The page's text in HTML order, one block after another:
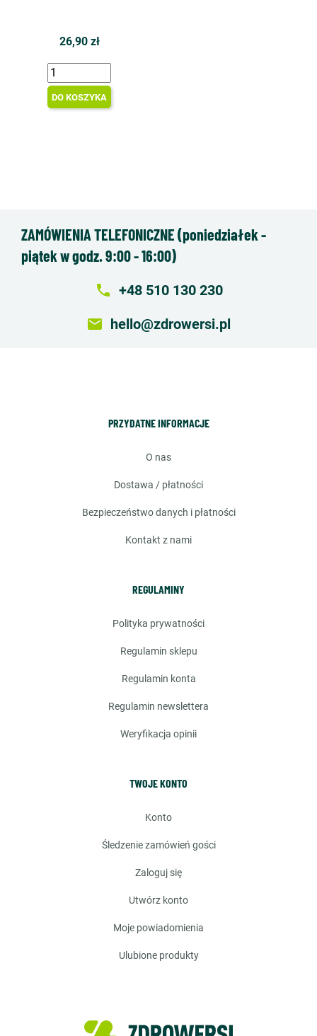
26,90 zł
DO KOSZYKA
ZAMÓWIENIA TELEFONICZNE (poniedziałek -
piątek w godz. 9:00 - 16:00)
local_phone +48 510 130 230
email hello@zdrowersi.pl
PRZYDATNE INFORMACJE
o nas
dostawa / płatności
bezpieczeństwo danych i płatności
kontakt z nami
REGULAMINY
polityka prywatności
regulamin sklepu
regulamin konta
regulamin newslettera
weryfikacja opinii
TWOJE KONTO
konto
śledzenie zamówień gości
zaloguj się
utwórz konto
moje powiadomienia
ulubione produkty